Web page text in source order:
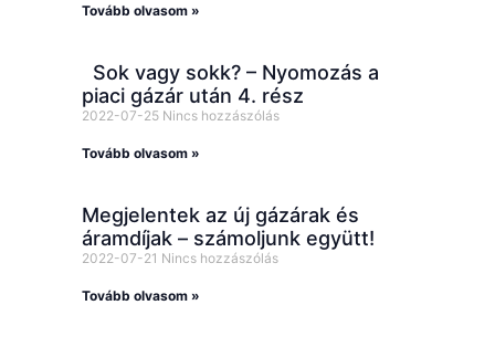
Tovább olvasom »
Sok vagy sokk? – Nyomozás a
piaci gázár után 4. rész
2022-07-25 Nincs hozzászólás
Tovább olvasom »
Megjelentek az új gázárak és
áramdíjak – számoljunk együtt!
2022-07-21 Nincs hozzászólás
Tovább olvasom »